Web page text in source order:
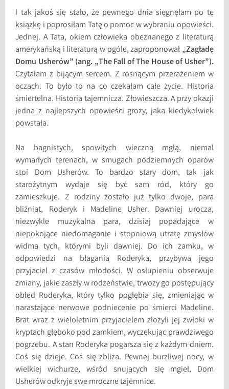
I tak jakoś się stało, że pewnego dnia sięgnęłam po tę
książkę i poprosiłam Tatę o pomoc w wybraniu opowieści.
Jednej. A Tata, okiem człowieka obeznanego z literaturą
amerykańską i literaturą w ogóle, zaproponował „Zagładę
Domu Usherów” (ang. „The Fall of The House of Usher”).
Czytałam z bijącym sercem. Z rosnącym przerażeniem w
oczach. To było to na co czekałam całe życie. Historia
śmiertelna. Historia tajemnicza. Złowieszcza. A przy okazji
jedna z najlepszych opowieści grozy, jaka kiedykolwiek
powstała.
Na bagnistych, spowitych wieczną mgłą, niemal
wymarłych terenach, w smugach podziemnych oparów
stoi Dom Usherów. To bardzo stary dom, tak jak
starożytnym wydaje się być sam ród, który go
zamieszkuje. Z rodziny zostało już tylko dwoje, para
bliźniąt, Roderyk i Madeline Usher. Dawniej urocza,
niezwykle muzykalna para, dzisiaj popadające w
niepokojące niedomaganie i stopniową utratę zmysłów
widma tych, którymi byli dawniej. Do ich zamku, w
odpowiedzi na błagania Roderyka, przybywa jego
przyjaciel z czasów młodości. W osłupieniu obserwuje
zmiany, jakie zaszły w rodzeństwie, trwoży go postępujący
obłęd Roderyka, który tylko pogłębia się, zmieniając w
narastające nerwowe podniecenie po śmierci Madeline.
Brat wraz z wieloletnim przyjacielem złożyli jej zwłoki w
kryptach głęboko pod zamkiem, wyczekując prawdziwego
pogrzebu. A stan Roderyka pogarsza się z każdym dniem.
Coś się dzieje. Coś się zbliża. Pewnej burzliwej nocy, w
wielkiej wichurze, wśród snujących się mgieł, Dom
Usherów odkryje swe mroczne tajemnice.